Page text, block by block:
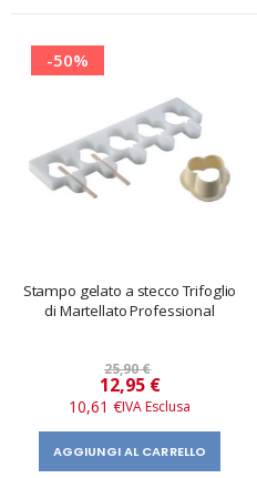
-50%
Stampo gelato a stecco Trifoglio
di Martellato Professional
25,90 €
Prezzo
speciale
12,95 €
10,61 €
AGGIUNGI AL CARRELLO